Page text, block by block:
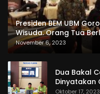
Presiden BEM UBM
Wisuda. Orang Tua
dan Pemasangan
November 6, 2023
Dua Bakal
Dinyatakan
Oktober 17, 2023